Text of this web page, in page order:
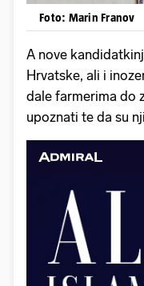
Foto: Marin Franov
A nove
Hrvatske, ali i
dale farmerima do
upoznati te da su